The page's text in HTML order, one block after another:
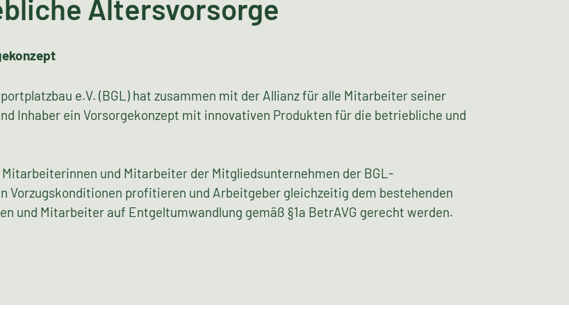
Altersvorsorge
e.V. (BGL) hat zusammen mit der Allianz für alle Mitarbeiter seiner
Inhaber ein Vorsorgekonzept mit innovativen Produkten für die betriebliche und
und Mitarbeiter der Mitgliedsunternehmen der BGL-
Vorzugskonditionen profitieren und Arbeitgeber gleichzeitig dem bestehenden
und Mitarbeiter auf Entgeltumwandlung gemäß §1a BetrAVG gerecht werden.